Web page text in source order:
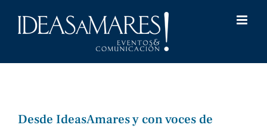
Desde IdeasAmares y con voces de